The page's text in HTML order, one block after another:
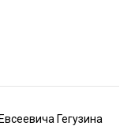
Гегузина